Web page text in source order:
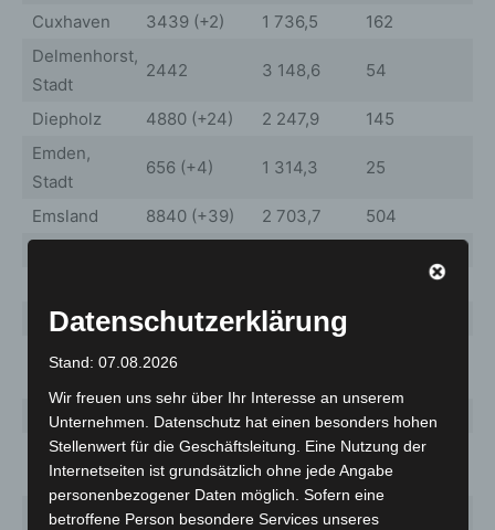
Cuxhaven
3439 (+2) 1 736,5
162
Delmenhorst,
Stadt
2442 3 148,6 54
Diepholz 4880 (+24) 2 247,9
145
Emden,
Stadt
656 (+4) 1 314,3 25
Emsland 8840 (+39) 2 703,7
504
Goslar
1810 1 328,0
Grafschaft
3966 (+12)
Göttingen 5742 (+5) 1 761,1
118
Hameln-
Pyrmont
3163 (+10) 2 129,3 137
Hannover, 35608
Datenschutzerklärung
Stand: 07.08.2026
Wir freuen uns sehr über Ihr Interesse an unserem
Unternehmen. Datenschutz hat einen besonders hohen
Stellenwert für die Geschäftsleitung. Eine Nutzung der
Internetseiten ist grundsätzlich ohne jede Angabe
personenbezogener Daten möglich. Sofern eine
betroffene Person besondere Services unseres